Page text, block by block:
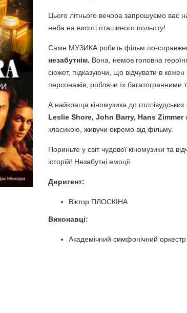
Цього літнього вечора запрошуємо вас
неба на висоті пташиного польоту!
Саме МУЗИКА робить фільм по-
незабутнім. Вона, немов головна
сюжет, підказуючи, що відчувати в
персонажів, роблячи їх багатогранними
А найкраща кіномузика до голлівудських
Leslie Shore, John Barry, Hans Zimmer
класикою, живучи окремо від фільму.
Пориньте у світ чудової кіномузики та
історій! Незабутні емоції.
Диригент:
Віктор ПЛОСКІНА
Виконавці:
Академічний симфонічний оркестр